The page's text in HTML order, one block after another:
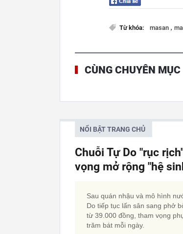
Từ khóa: masan ,
CÙNG CHUYÊN MỤC
NỔI BẬT TRANG CHỦ
Chuỗi Tự Do "rục
vọng mở rộng "hệ
Sau quán nhậu và mô hình
Do tiếp tục lấn sân sang phở
từ 39.000 đồng, tham vọng
trăm bát mỗi ngày.